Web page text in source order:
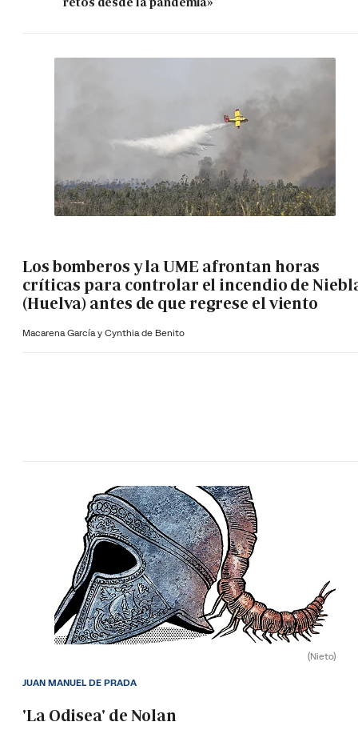
Los bomberos y la UME afrontan horas
críticas para controlar el incendio de
(Huelva) antes de que regrese el viento
Macarena García y Cynthia de Benito
(Nieto)
'La Odisea' de Nolan
JUAN MANUEL DE PRADA